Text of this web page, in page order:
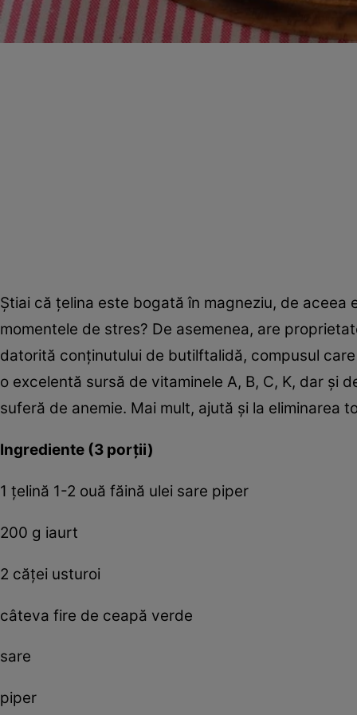
Ştiai că ţelina este bogată în magneziu, de
momentele de stres? De asemenea, are
datorită conţinutului de butilftalidă, compusul
o excelentă sursă de vitaminele A, B, C, K, dar şi
suferă de anemie. Mai mult, ajută şi la eliminarea
Ingrediente (3 porţii)
1 ţelină 1-2 ouă făină ulei sare piper
200 g iaurt
2 căţei usturoi
câteva fire de ceapă verde
sare
piper